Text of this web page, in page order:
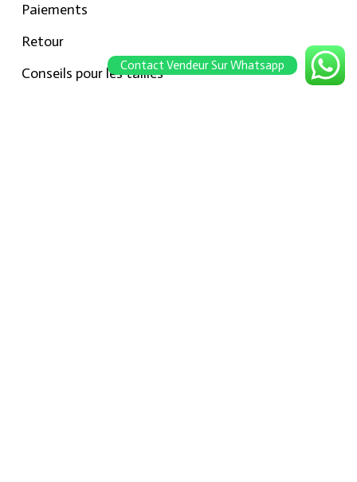
Paiements
Retour
Conseils pour les taillesContact Vendeur Sur Whatsapp